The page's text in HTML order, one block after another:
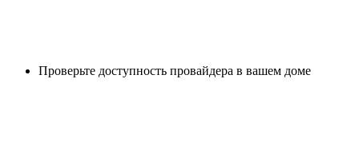
Проверьте доступность провайдера в вашем доме